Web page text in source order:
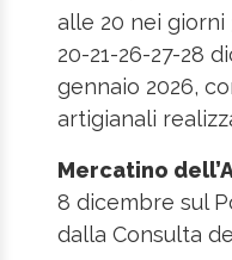
alle 20 nei giorni
20-21-26-27-28
gennaio 2026,
artigianali
Mercatino
8 dicembre sul
dalla Consulta